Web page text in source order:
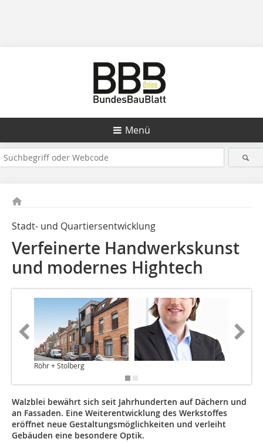
Menü
Stadt- und Quartiersentwicklung
Verfeinerte Handwerkskunst
und modernes Hightech
Röhr + Stolberg
Walzblei bewährt sich seit Jahrhunderten auf Dächern und
an Fassaden. Eine Weiterentwicklung des Werkstoffes
eröffnet neue Gestaltungsmöglichkeiten und verleiht
Gebäuden eine besondere Optik.